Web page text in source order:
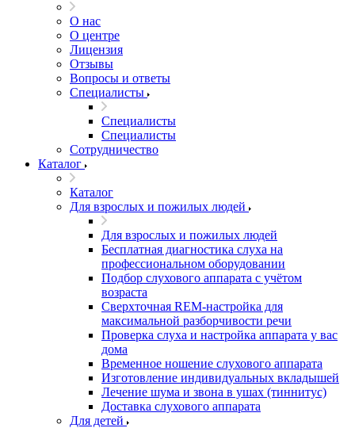
О нас
О центре
Лицензия
Отзывы
Вопросы и ответы
Специалисты
Специалисты
Специалисты
Сотрудничество
Каталог
Каталог
Для взрослых и пожилых людей
Для взрослых и пожилых людей
Бесплатная диагностика слуха на
профессиональном оборудовании
Подбор слухового аппарата с учётом
возраста
Сверхточная REM-настройка для
максимальной разборчивости речи
Проверка слуха и настройка аппарата у вас
дома
Временное ношение слухового аппарата
Изготовление индивидуальных вкладышей
Лечение шума и звона в ушах (тиннитус)
Доставка слухового аппарата
Для детей